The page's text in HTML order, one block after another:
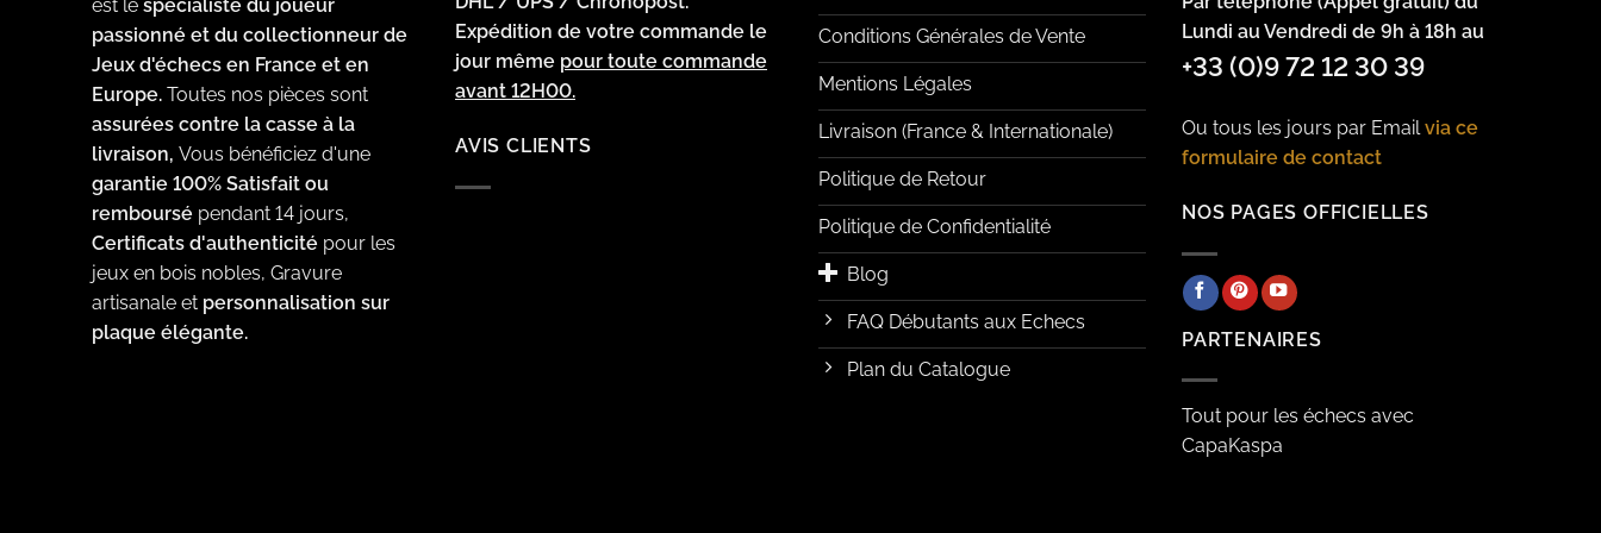
est le spécialiste du joueur
passionné et du collectionneur de
Jeux d'échecs en France et en
Europe. Toutes nos pièces sont
assurées contre la casse à la
livraison, Vous bénéficiez d'une
garantie 100% Satisfait ou
remboursé pendant 14 jours,
Certificats d'authenticité pour les
jeux en bois nobles, Gravure
artisanale et personnalisation sur
plaque élégante.
Expédition de votre commande le
jour même pour toute commande
avant 12H00.
AVIS CLIENTS
Conditions Générales de Vente
Mentions Légales
Livraison (France & Internationale)
Politique de Retour
Politique de Confidentialité
Blog
FAQ Débutants aux Echecs
Plan du Catalogue
Lundi au Vendredi de 9h à 18h au
+33 (0)9 72 12 30 39
Ou tous les jours par Emailvia ce
formulaire de contact
NOS PAGES OFFICIELLES
PARTENAIRES
Tout pour les échecs avec
CapaKaspa